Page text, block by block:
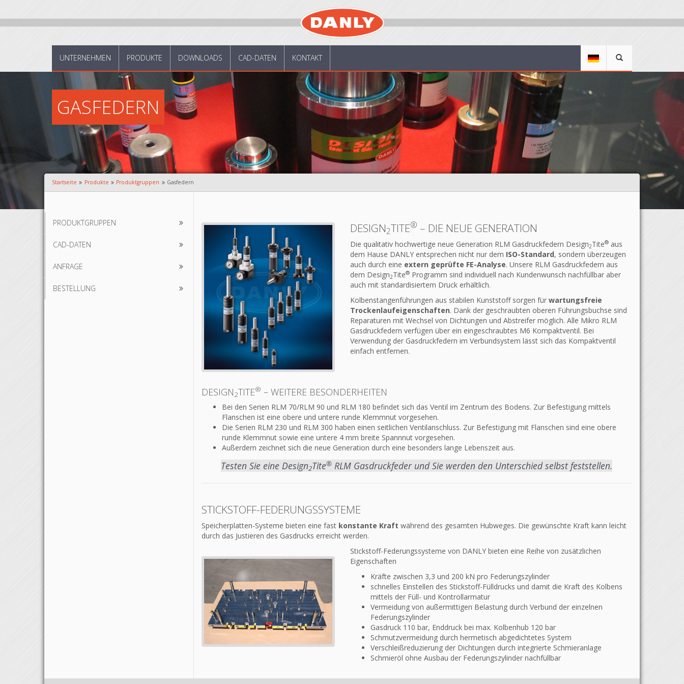
UNTERNEHMEN PRODUKTE DOWNLOADS CAD-DATEN KONTAKT
GASFEDERN
Startseite Produkte Produktgruppen Gasfedern
PRODUKTGRUPPEN
CAD-DATEN
ANFRAGE
BESTELLUNG
DESIGN2TITE® – DIE NEUE GENERATION
Die qualitativ hochwertige neue Generation RLM Gasdruckfedern Design2Tite®aus
dem Hause DANLY entsprechen nicht nur dem ISO-Standard, sondern überzeugen
auch durch eine extern geprüfte FE-Analyse. Unsere RLM Gasdruckfedern aus
dem Design2Tite®Programm sind individuell nach Kundenwunsch nachfüllbar aber
auch mit standardisiertem Druck erhältlich.
Kolbenstangenführungen aus stabilen Kunststoff sorgen für wartungsfreie
Trockenlaufeigenschaften. Dank der geschraubten oberen Führungsbuchse sind
Reparaturen mit Wechsel von Dichtungen und Abstreifer möglich. Alle Mikro RLM
Gasdruckfedern verfügen über ein eingeschraubtes M6 Kompaktventil. Bei
Verwendung der Gasdruckfedern im Verbundsystem lässt sich das Kompaktventil
einfach entfernen.
DESIGN2TITE® – WEITERE BESONDERHEITEN
Bei den Serien RLM 70/RLM 90 und RLM 180 befindet sich das Ventil im Zentrum des Bodens. Zur Befestigung mittels
Flanschen ist eine obere und untere runde Klemmnut vorgesehen.
Die Serien RLM 230 und RLM 300 haben einen seitlichen Ventilanschluss. Zur Befestigung mit Flanschen sind eine obere
runde Klemmnut sowie eine untere 4 mm breite Spannnut vorgesehen.
Außerdem zeichnet sich die neue Generation durch eine besonders lange Lebenszeit aus.
Testen Sie eine Design2Tite® RLM Gasdruckfeder und Sie werden den Unterschied selbst feststellen.
STICKSTOFF-FEDERUNGSSYSTEME
Speicherplatten-Systeme bieten eine fast konstante Kraft während des gesamten Hubweges. Die gewünschte Kraft kann leicht
durch das Justieren des Gasdrucks erreicht werden.
Stickstoff-Federungssysteme von DANLY bieten eine Reihe von zusätzlichen
Eigenschaften
Kräfte zwischen 3,3 und 200 kN pro Federungszylinder
schnelles Einstellen des Stickstoff-Fülldrucks und damit die Kraft des Kolbens
mittels der Füll- und Kontrollarmatur
Vermeidung von außermittigen Belastung durch Verbund der einzelnen
Federungszylinder
Gasdruck 110 bar, Enddruck bei max. Kolbenhub 120 bar
Schmutzvermeidung durch hermetisch abgedichtetes System
Verschleißreduzierung der Dichtungen durch integrierte Schmieranlage
Schmieröl ohne Ausbau der Federungszylinder nachfüllbar